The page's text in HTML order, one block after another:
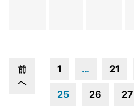
前
へ
1 … 21
25 26 27